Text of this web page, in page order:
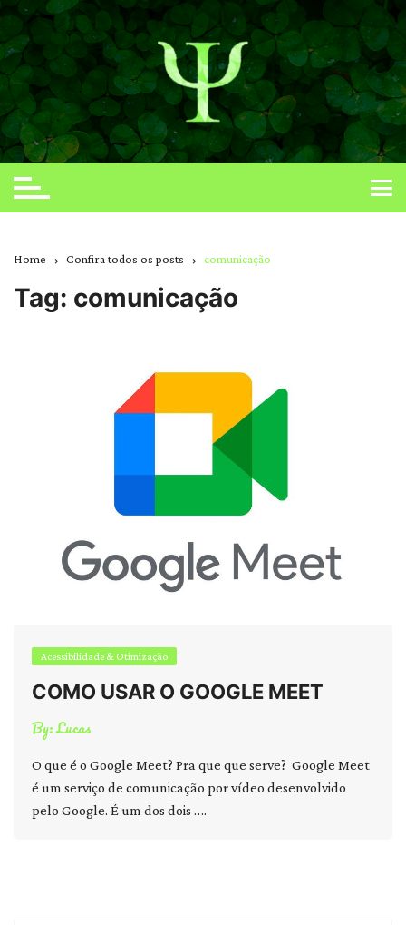
Skip
content
Home Confira todos os posts comunicação
Tag: comunicação
Acessibilidade & Otimização
COMO USAR O GOOGLE MEET
By:Lucas
O que é o Google Meet? Pra que que serve? Google Meet
é um serviço de comunicação por vídeo desenvolvido
pelo Google. É um dos dois ….